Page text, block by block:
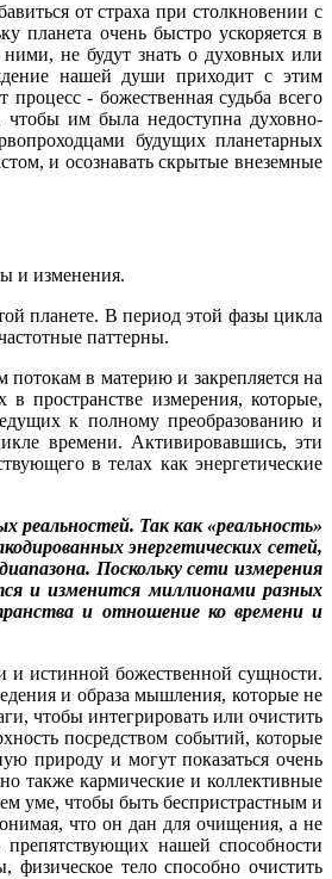
от страха при столкновении с
планета очень быстро ускоряется в
не будут знать о духовных или
нашей души приходит с этим
- божественная судьба всего
чтобы им была недоступна духовно-
будущих планетарных
и осознавать скрытые внеземные
и изменения.
планете. В период этой фазы цикла
паттерны.
в материю и закрепляется на
пространстве измерения, которые,
к полному преобразованию и
времени. Активировавшись, эти
в телах как энергетические
реальностей. Так как «реальность»
энергетических сетей,
Поскольку сети измерения
и изменится миллионами разных
и отношение ко времени и
и истинной божественной сущности.
и образа мышления, которые не
чтобы интегрировать или очистить
посредством событий, которые
природу и могут показаться очень
также кармические и коллективные
уме, чтобы быть беспристрастным и
что он дан для очищения, а не
нашей способности
тело способно очистить